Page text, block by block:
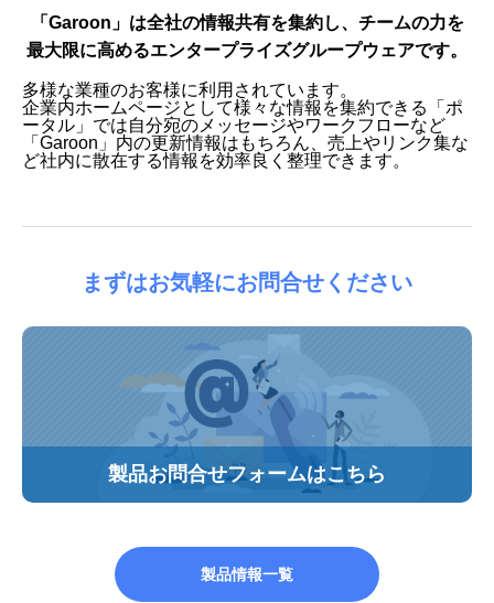
「Garoon」は全社の情報共有を集約し、チームの力を
最大限に高めるエンタープライズグループウェアです。
多様な業種のお客様に利用されています。
企業内ホームページとして様々な情報を集約できる「ポ
ータル」では自分宛のメッセージやワークフローなど
「Garoon」内の更新情報はもちろん、売上やリンク集な
ど社内に散在する情報を効率良く整理できます。
まずはお気軽にお問合せください
製品お問合せフォームはこちら
製品情報一覧